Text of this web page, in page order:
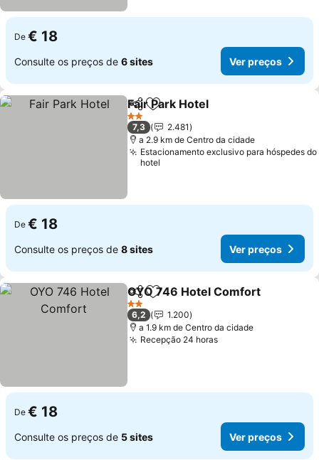
De € 18
Consulte os preços de 6 sites Ver preços
PartilharAdicionar aos favoritos
Fair Park Hotel
2 Estrelas
7,3
2.481
a 2.9 km de Centro da cidade
Estacionamento exclusivo para hóspedes do
hotel
De € 18
Consulte os preços de 8 sites Ver preços
PartilharAdicionar aos favoritos
OYO 746 Hotel Comfort
2 Estrelas
6,2
1.200
a 1.9 km de Centro da cidade
Recepção 24 horas
De € 18
Consulte os preços de 5 sites Ver preços